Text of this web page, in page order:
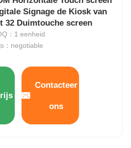
Signage de Kiosk van
32 Duimtouche screen
：1 eenheid
：negotiable
Contacteer
ons